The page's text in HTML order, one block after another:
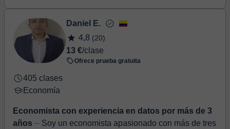
Daniel E.
4,8 (20)
13 €/clase
Ofrece prueba gratuita
405 clases
Economía
Economista con experiencia en datos por más de 3
años ⏤ Soy un economista apasionado con más de tres